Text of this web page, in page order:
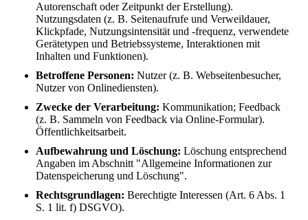
Autorenschaft oder Zeitpunkt der Erstellung).
Nutzungsdaten (z. B. Seitenaufrufe und Verweildauer,
Klickpfade, Nutzungsintensität und -frequenz, verwendete
Gerätetypen und Betriebssysteme, Interaktionen mit
Inhalten und Funktionen).
Betroffene Personen: Nutzer (z. B. Webseitenbesucher,
Nutzer von Onlinediensten).
Zwecke der Verarbeitung: Kommunikation; Feedback
(z. B. Sammeln von Feedback via Online-Formular).
Öffentlichkeitsarbeit.
Aufbewahrung und Löschung: Löschung entsprechend
Angaben im Abschnitt "Allgemeine Informationen zur
Datenspeicherung und Löschung".
Rechtsgrundlagen: Berechtigte Interessen (Art. 6 Abs. 1
S. 1 lit. f) DSGVO).